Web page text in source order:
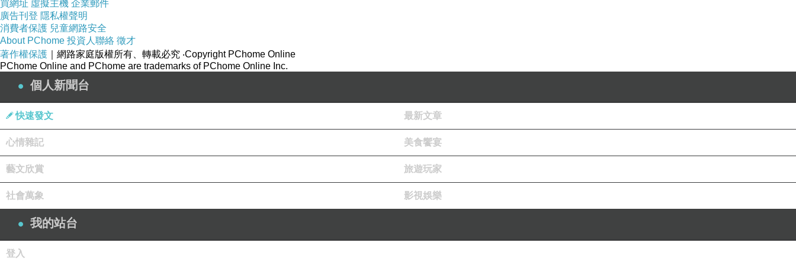
買網址 虛擬主機 企業郵件
廣告刊登 隱私權聲明
消費者保護 兒童網路安全
About PChome 投資人聯絡 徵才
著作權保護 ｜網路家庭版權所有、轉載必究 ‧Copyright PChome Online
PChome Online and PChome are trademarks of PChome Online Inc.
個人新聞台
快速發文 最新文章
心情雜記 美食饗宴
藝文欣賞 旅遊玩家
社會萬象 影視娛樂
我的站台
登入